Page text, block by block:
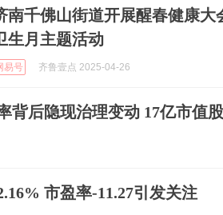
南千佛山街道开展醒春健康大
生月主题活动
易号 齐鲁壹点 2025-04-26
背后隐现治理变动 17亿市值
市盈率-11.27引发关注